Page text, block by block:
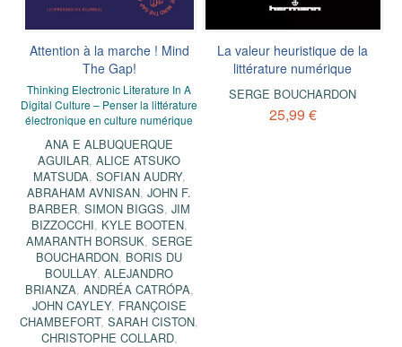
Attention à la marche ! Mind
The Gap!
Thinking Electronic Literature In A
Digital Culture – Penser la littérature
électronique en culture numérique
ANA E ALBUQUERQUE
AGUILAR,ALICE ATSUKO
MATSUDA, SOFIAN AUDRY,
ABRAHAM AVNISAN,JOHN F.
BARBER, SIMON BIGGS, JIM
BIZZOCCHI, KYLE BOOTEN,
AMARANTH BORSUK, SERGE
BOUCHARDON, BORIS DU
BOULLAY,ALEJANDRO
BRIANZA, ANDRÉA CATRÓPA,
JOHN CAYLEY, FRANÇOISE
CHAMBEFORT,SARAH CISTON,
CHRISTOPHE COLLARD,
La valeur heuristique de la
littérature numérique
SERGE BOUCHARDON
25,99 €